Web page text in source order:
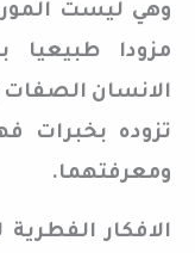
وهي ليست
مزودا طبيعيا
الانسان الصفات
تزوده بخبرات
ومعرفتهما.
الافكار